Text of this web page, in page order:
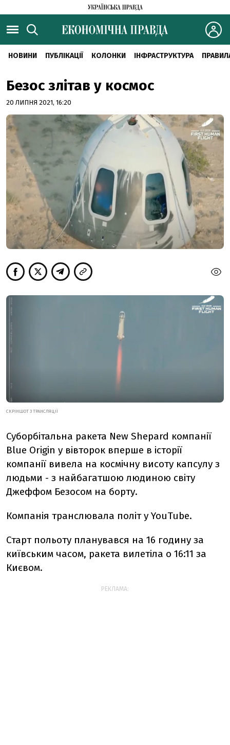
НОВИНИ ПУБЛІКАЦІЇ КОЛОНКИ ІНФРАСТРУКТУРА
Безос злітав у космос
20 ЛИПНЯ 2021, 16:20
СКРІНШОТ З ТРАНСЛЯЦІЇ
Суборбітальна ракета New Shepard компанії
Blue Origin у вівторок вперше в історії
компанії вивела на космічну висоту капсулу з
людьми - з найбагатшою людиною світу
Джеффом Безосом на борту.
Компанія транслювала політ у YouTube.
Старт польоту планувався на 16 годину за
київським часом, ракета вилетіла о 16:11 за
Києвом.
РЕКЛАМА: